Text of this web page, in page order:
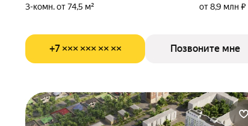
3-комн. от 74,5 м²
от 8,9 млн ₽
+7 ××× ××× ×× ×× Позвоните мне